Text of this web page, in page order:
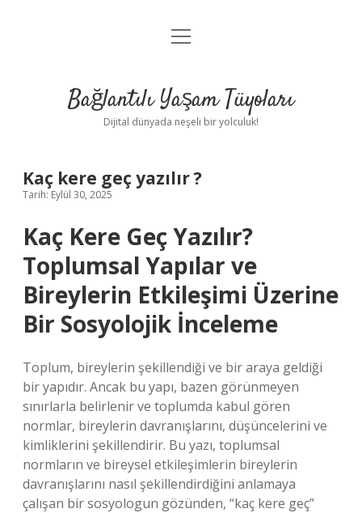
Anasayfa
Yasal Uyarı
menüyü
Bağlantılı Yaşam Tüyoları
Dijital dünyada neşeli bir yolculuk!
Kaç kere geç yazılır ?
Tarih: Eylül 30, 2025
Kaç Kere Geç Yazılır?
Toplumsal Yapılar ve
Bireylerin Etkileşimi Üzerine
Bir Sosyolojik İnceleme
Toplum, bireylerin şekillendiği ve bir araya geldiği
bir yapıdır. Ancak bu yapı, bazen görünmeyen
sınırlarla belirlenir ve toplumda kabul gören
normlar, bireylerin davranışlarını, düşüncelerini ve
kimliklerini şekillendirir. Bu yazı, toplumsal
normların ve bireysel etkileşimlerin bireylerin
davranışlarını nasıl şekillendirdiğini anlamaya
çalışan bir sosyologun gözünden, “kaç kere geç”